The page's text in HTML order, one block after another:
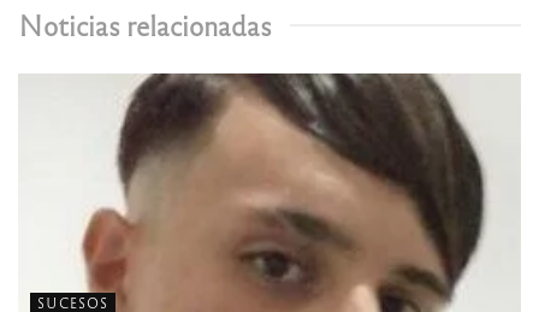
Noticias relacionadas
SUCESOS